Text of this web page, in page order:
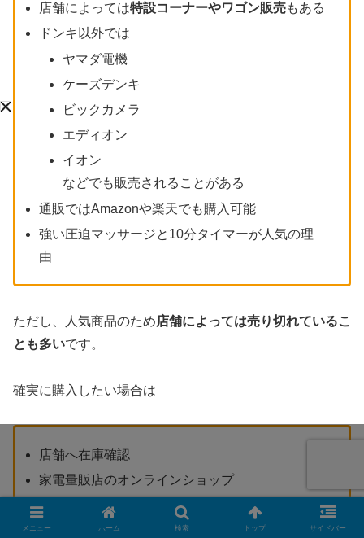
店舗によっては特設コーナーやワゴン販売もある
ドンキ以外では
ヤマダ電機
ケーズデンキ
ビックカメラ
エディオン
イオン
などでも販売されることがある
通販ではAmazonや楽天でも購入可能
強い圧迫マッサージと10分タイマーが人気の理
由
ただし、人気商品のため店舗によっては売り切れているこ
とも多いです。
確実に購入したい場合は
店舗へ在庫確認
家電量販店のオンラインショップ
通販サイト
メニュー ホーム 検索 トップ サイドバー